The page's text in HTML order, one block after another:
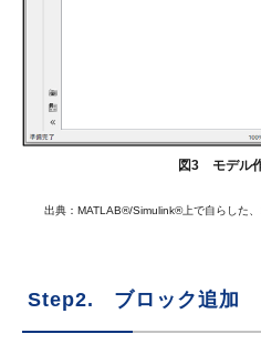
図3 モデル
出典：MATLAB®/Simulink®上で自らした
Step2. ブロック追加